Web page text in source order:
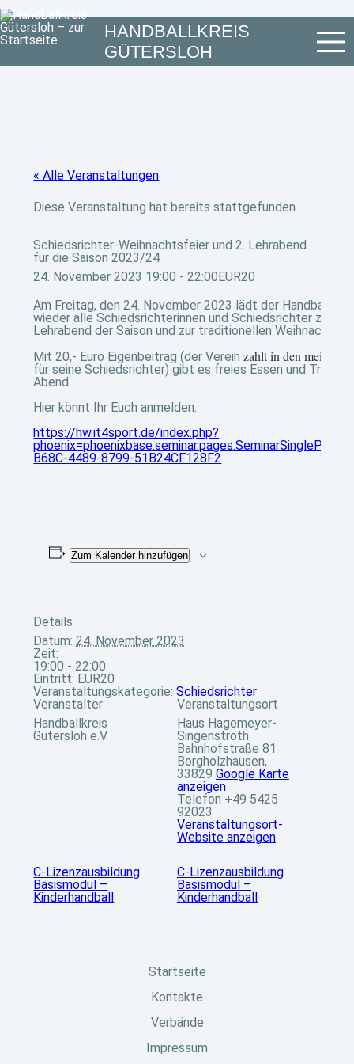
HANDBALLKREIS
GÜTERSLOH
« Alle Veranstaltungen
Diese Veranstaltung hat bereits stattgefunden.
Schiedsrichter-Weihnachtsfeier und 2. Lehrabend
für die Saison 2023/24
24. November 2023 19:00 -22:00EUR20
Am Freitag, den 24. November 2023 lädt der
wieder alle Schiedsrichterinnen und Schiedsrichter zum
Lehrabend der Saison und zur traditionellen
Mit 20,- Euro Eigenbeitrag (der Vereinzahlt in den meisten
für seine Schiedsrichter) gibt es freies Essen und Trinken
Abend.
Hier könnt Ihr Euch anmelden:
https://hw.it4sport.de/index.php?
B68C-4489-8799-51B24CF128F2
Zum Kalender hinzufügen
Details
Datum: 24. November 2023
Zeit:
19:00 - 22:00
Eintritt: EUR20
Veranstaltungskategorie: Schiedsrichter
Veranstaltungsort
Haus Hagemeyer-
Singenstroth
Bahnhofstraße 81
Borgholzhausen,
33829 Google Karte
anzeigen
Telefon +49 5425
92023
Veranstaltungsort-
Website anzeigen
Veranstalter
Handballkreis
Gütersloh e.V.
C-Lizenzausbildung
Basismodul –
Kinderhandball
C-Lizenzausbildung
Basismodul –
Kinderhandball
Startseite
Kontakte
Verbände
Impressum